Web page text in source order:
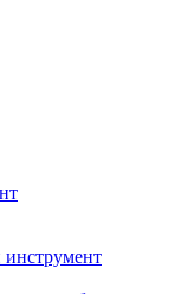
инструмент